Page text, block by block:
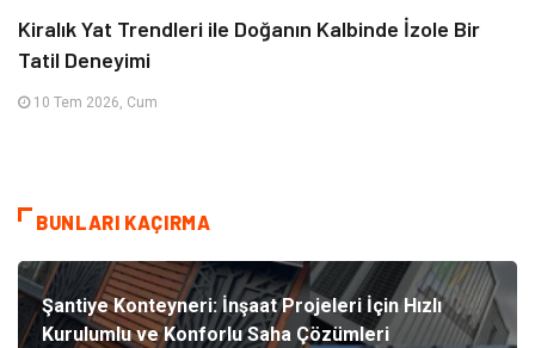
Kiralık Yat Trendleri ile Doğanın Kalbinde İzole Bir
Tatil Deneyimi
10 Tem 2026, Cum
BUNLARI KAÇIRMA
Şantiye Konteyneri: İnşaat Projeleri İçin Hızlı
Kurulumlu ve Konforlu Saha Çözümleri